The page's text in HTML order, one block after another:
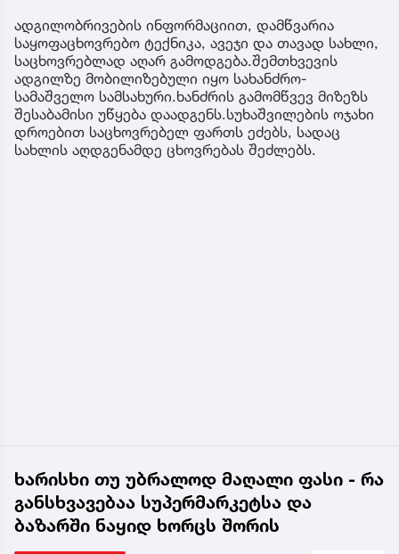
ადგილობრივების ინფორმაციით, დამწვარია
საყოფაცხოვრებო ტექნიკა, ავეჯი და თავად სახლი,
საცხოვრებლად აღარ გამოდგება.შემთხვევის
ადგილზე მობილიზებული იყო სახანძრო-
სამაშველო სამსახური.ხანძრის გამომწვევ მიზეზს
შესაბამისი უწყება დაადგენს.სუხაშვილების ოჯახი
დროებით საცხოვრებელ ფართს ეძებს, სადაც
სახლის აღდგენამდე ცხოვრებას შეძლებს.
ხარისხი თუ უბრალოდ მაღალი ფასი - რა
განსხვავებაა სუპერმარკეტსა და
ბაზარში ნაყიდ ხორცს შორის